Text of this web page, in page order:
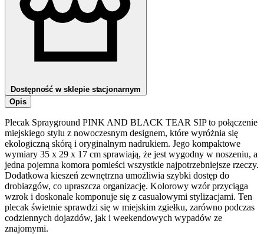
Dostępność w sklepie stacjonarnym
Opis
Plecak Sprayground PINK AND BLACK TEAR SIP to połączenie
miejskiego stylu z nowoczesnym designem, które wyróżnia się
ekologiczną skórą i oryginalnym nadrukiem. Jego kompaktowe
wymiary 35 x 29 x 17 cm sprawiają, że jest wygodny w noszeniu, a
jedna pojemna komora pomieści wszystkie najpotrzebniejsze rzeczy.
Dodatkowa kieszeń zewnętrzna umożliwia szybki dostęp do
drobiazgów, co upraszcza organizację. Kolorowy wzór przyciąga
wzrok i doskonale komponuje się z casualowymi stylizacjami. Ten
plecak świetnie sprawdzi się w miejskim zgiełku, zarówno podczas
codziennych dojazdów, jak i weekendowych wypadów ze
znajomymi.